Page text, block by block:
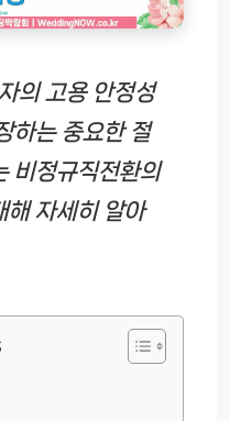
의 고용 안정성
하는 중요한 절
비정규직전환의
해 자세히 알아